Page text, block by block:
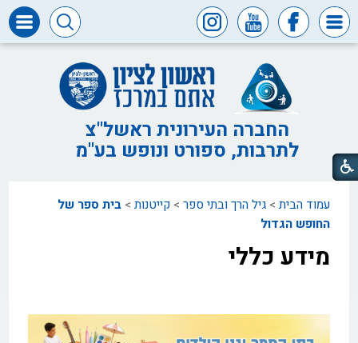
ומכרזים
חופש
המידע
דבר
ראש
דבר
המנכ"ל
דירקטוריון
החברה
קשר
החברה העירונית ראשל"צ
לתרבות, ספורט ונופש בע"מ
עמוד הבית >גיל הרך ובתי ספר >קייטנות >בית ספר של
החופש הגדול
מידע כללי